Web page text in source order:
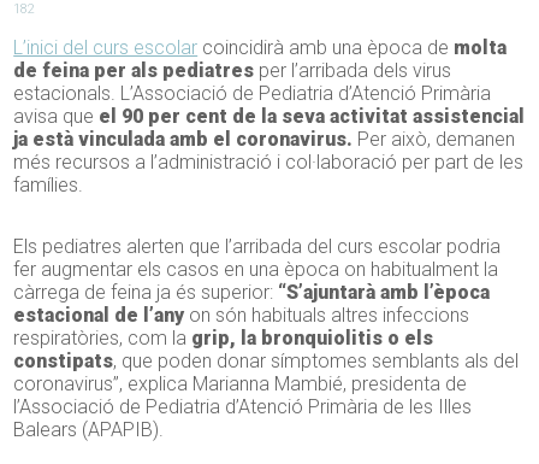
182
L’inici del curs escolar coincidirà amb una època de molta
de feina per als pediatres per l’arribada dels virus
estacionals. L’Associació de Pediatria d’Atenció Primària
avisa que el 90 per cent de la seva activitat assistencial
ja està vinculada amb el coronavirus. Per això, demanen
més recursos a l’administració i col·laboració per part de les
famílies.
Els pediatres alerten que l’arribada del curs escolar podria
fer augmentar els casos en una època on habitualment la
càrrega de feina ja és superior: “S’ajuntarà amb l’època
estacional de l’any on són habituals altres infeccions
respiratòries, com la grip, la bronquiolitis o els
constipats, que poden donar símptomes semblants als del
coronavirus”, explica Marianna Mambié, presidenta de
l’Associació de Pediatria d’Atenció Primària de les Illes
Balears (APAPIB).